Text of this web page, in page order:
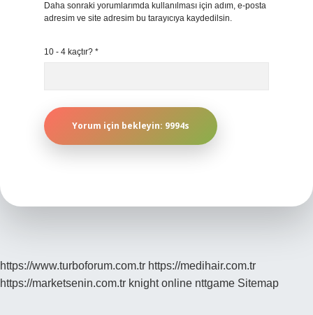
Daha sonraki yorumlarımda kullanılması için adım, e-posta
adresim ve site adresim bu tarayıcıya kaydedilsin.
10 - 4 kaçtır? *
https://www.turboforum.com.tr https://medihair.com.tr
https://marketsenin.com.tr knight online nttgame Sitemap